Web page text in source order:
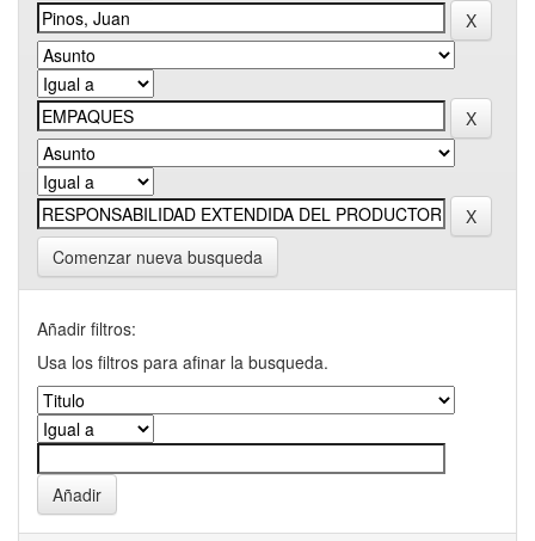
Comenzar nueva busqueda
Añadir filtros:
Usa los filtros para afinar la busqueda.